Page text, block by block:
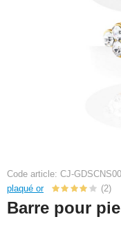
Code article: CJ-
plaqué or
(2)
Barre pour